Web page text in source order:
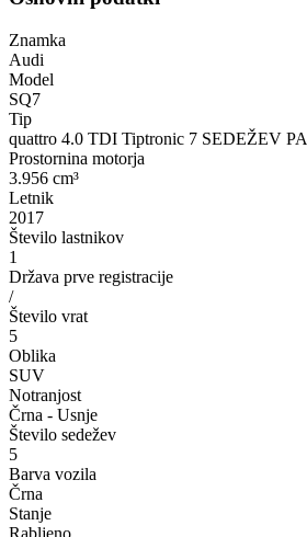
Znamka
Audi
Model
SQ7
Tip
quattro 4.0 TDI Tiptronic 7 SEDEŽEV
Prostornina motorja
3.956 cm³
Letnik
2017
Število lastnikov
1
Država prve registracije
/
Število vrat
5
Oblika
SUV
Notranjost
Črna - Usnje
Število sedežev
5
Barva vozila
Črna
Stanje
Rabljeno